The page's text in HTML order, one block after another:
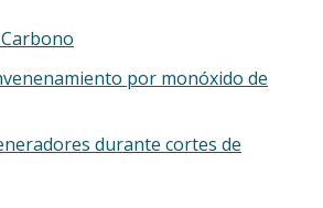
por monóxido de
durante cortes de